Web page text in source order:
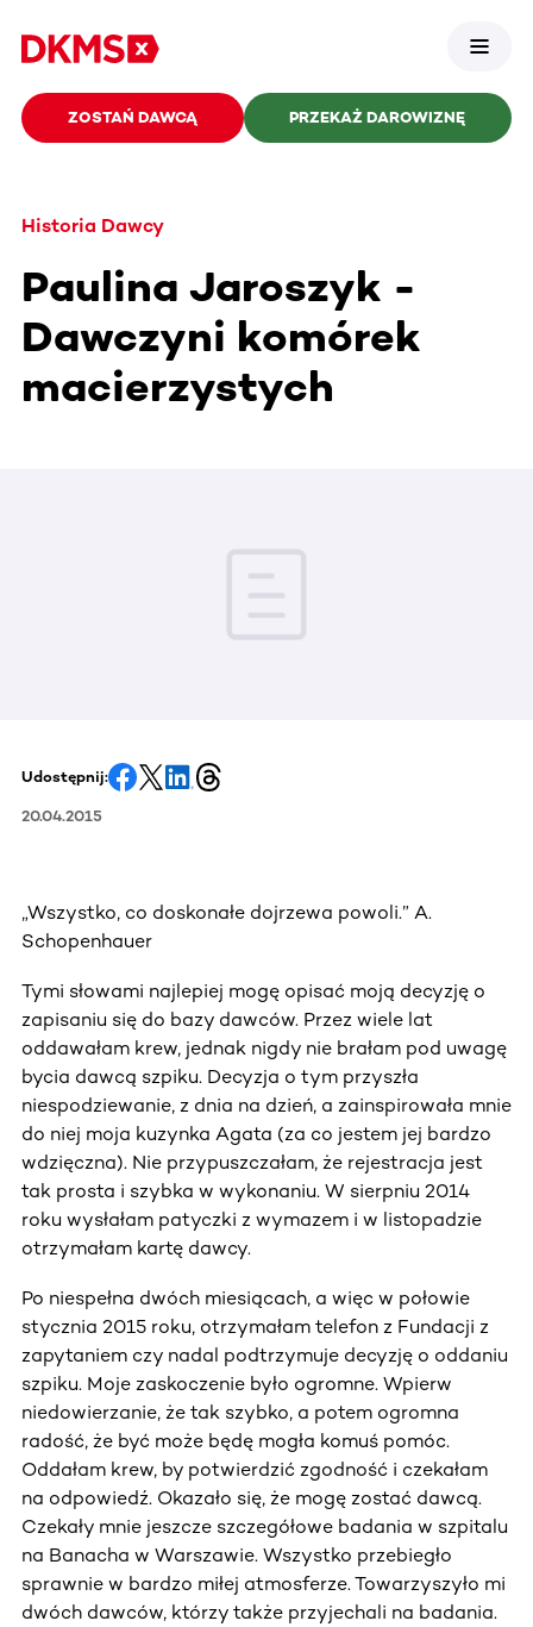
ZOSTAŃ DAWCĄ PRZEKAŻ DAROWIZNĘ
Historia Dawcy
Paulina Jaroszyk -
Dawczyni komórek
macierzystych
Udostępnij:
20.04.2015
„Wszystko, co doskonałe dojrzewa powoli.” A.
Schopenhauer
Tymi słowami najlepiej mogę opisać moją decyzję o
zapisaniu się do bazy dawców. Przez wiele lat
oddawałam krew, jednak nigdy nie brałam pod uwagę
bycia dawcą szpiku. Decyzja o tym przyszła
niespodziewanie, z dnia na dzień, a zainspirowała mnie
do niej moja kuzynka Agata (za co jestem jej bardzo
wdzięczna). Nie przypuszczałam, że rejestracja jest
tak prosta i szybka w wykonaniu. W sierpniu 2014
roku wysłałam patyczki z wymazem i w listopadzie
otrzymałam kartę dawcy.
Po niespełna dwóch miesiącach, a więc w połowie
stycznia 2015 roku, otrzymałam telefon z Fundacji z
zapytaniem czy nadal podtrzymuje decyzję o oddaniu
szpiku. Moje zaskoczenie było ogromne. Wpierw
niedowierzanie, że tak szybko, a potem ogromna
radość, że być może będę mogła komuś pomóc.
Oddałam krew, by potwierdzić zgodność i czekałam
na odpowiedź. Okazało się, że mogę zostać dawcą.
Czekały mnie jeszcze szczegółowe badania w szpitalu
na Banacha w Warszawie. Wszystko przebiegło
sprawnie w bardzo miłej atmosferze. Towarzyszyło mi
dwóch dawców, którzy także przyjechali na badania.